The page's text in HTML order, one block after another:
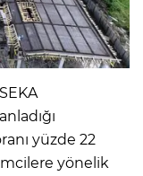
yüzde 22
yönelik